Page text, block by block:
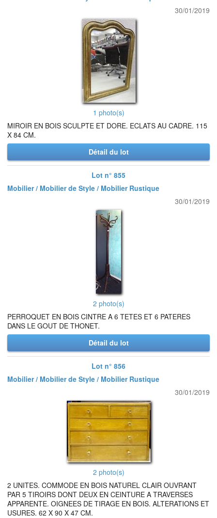
30/01/2019
1 photo(s)
MIROIR EN BOIS SCULPTE ET DORE. ECLATS AU CADRE. 115
X 84 CM.
Détail du lot
Lot n° 855
Mobilier / Mobilier de Style / Mobilier Rustique
30/01/2019
2 photo(s)
PERROQUET EN BOIS CINTRE A 6 TETES ET 6 PATERES
DANS LE GOUT DE THONET.
Détail du lot
Lot n° 856
Mobilier / Mobilier de Style / Mobilier Rustique
30/01/2019
2 photo(s)
2 UNITES. COMMODE EN BOIS NATUREL CLAIR OUVRANT
PAR 5 TIROIRS DONT DEUX EN CEINTURE A TRAVERSES
APPARENTE. OIGNEES DE TIRAGE EN BOIS. ALTERATIONS ET
USURES. 62 X 90 X 47 CM.